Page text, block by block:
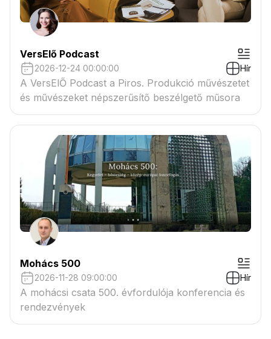
VersElő Podcast
2026-12-24 00:00:00 Hír
A VersElŐ Podcast a Piros. Produkció művészetet
és művészeket népszerűsítő beszélgető műsora
Mohács 500
2026-11-28 09:00:00 Hír
A mohácsi csata 500. évfordulója konferencia és
rendezvények